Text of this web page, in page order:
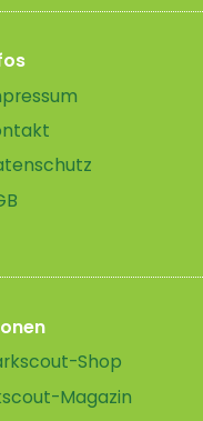
Shop
Magazin